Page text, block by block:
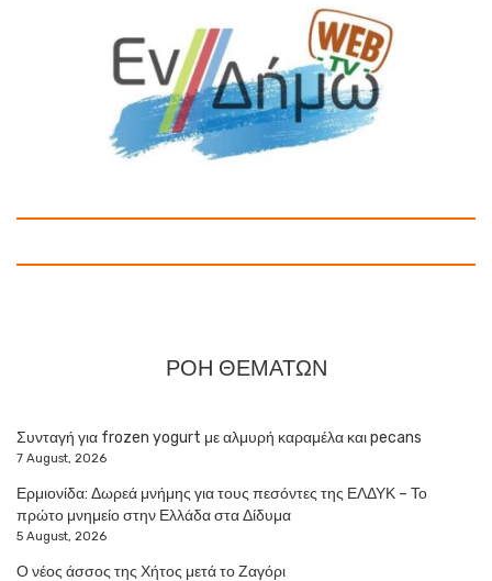
ΡΟΗ ΘΕΜΑΤΩΝ
Συνταγή για frozen yogurt με αλμυρή καραμέλα και pecans
7 August, 2026
Ερμιονίδα: Δωρεά μνήμης για τους πεσόντες της ΕΛΔΥΚ – Το
πρώτο μνημείο στην Ελλάδα στα Δίδυμα
5 August, 2026
Ο νέος άσσος της Χήτος μετά το Ζαγόρι